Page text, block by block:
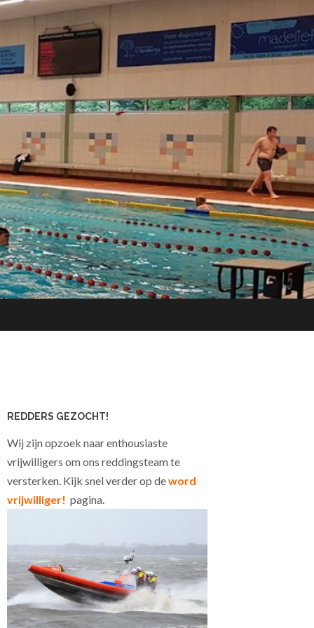
REDDERS GEZOCHT!
Wij zijn opzoek naar enthousiaste
vrijwilligers om ons reddingsteam te
versterken. Kijk snel verder op deword
vrijwilliger! pagina.